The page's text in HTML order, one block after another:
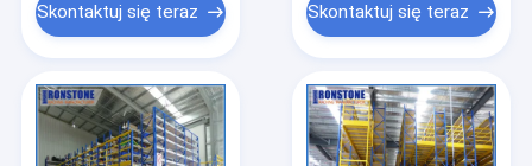
Skontaktuj się teraz Skontaktuj się teraz